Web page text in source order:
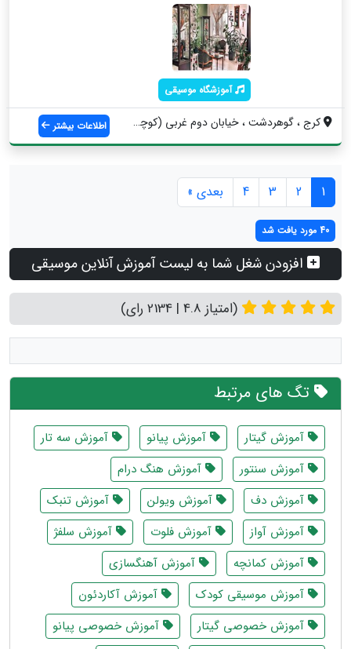
آموزشگاه موسیقی
کرج ، گوهردشت ، خیابان دوم غربی (کوچه سی... اطلاعات بیشتر
1
2
3
4 بعدی »
40 مورد یافت شد
افزودن شغل شما به لیست آموزش آنلاین موسیقی
(امتیاز 4.8 | 2134 رای)
تگ های مرتبط
آموزش گیتار آموزش پیانو
آموزش سه تار
آموزش سنتور
آموزش هنگ درام
آموزش دف
آموزش ویولن
آموزش تنبک
آموزش آواز
آموزش فلوت
آموزش سلفژ
آموزش کمانچه
آموزش آهنگسازی
آموزش موسیقی کودک
آموزش آکاردئون
آموزش خصوصی گیتار
آموزش خصوصی پیانو